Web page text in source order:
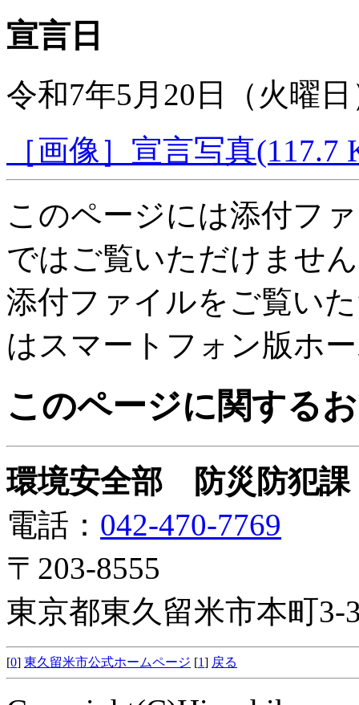
宣言日
令和7年5月20日（火曜
［画像］宣言写真(117.7
このページには添付フ
ではご覧いただけませ
添付ファイルをご覧い
はスマートフォン版ホ
このページに関する
環境安全部 防災防犯
電話： 042-470-7769
〒203-8555
東京都東久留米市本町3-
[0] 東久留米市公式ホームページ [1] 戻る